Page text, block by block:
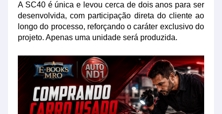
A SC40 é única e levou cerca de dois anos para ser
desenvolvida, com participação direta do cliente ao
longo do processo, reforçando o caráter exclusivo do
projeto. Apenas uma unidade será produzida.